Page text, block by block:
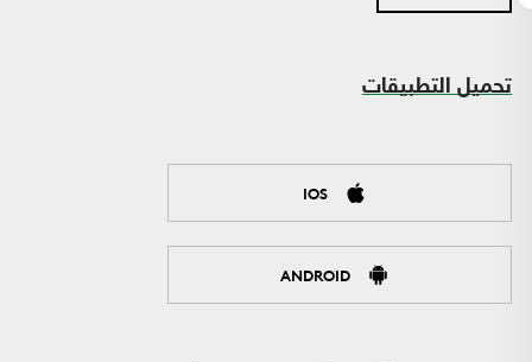
تحميل التطبيقات
IOS
ANDROID